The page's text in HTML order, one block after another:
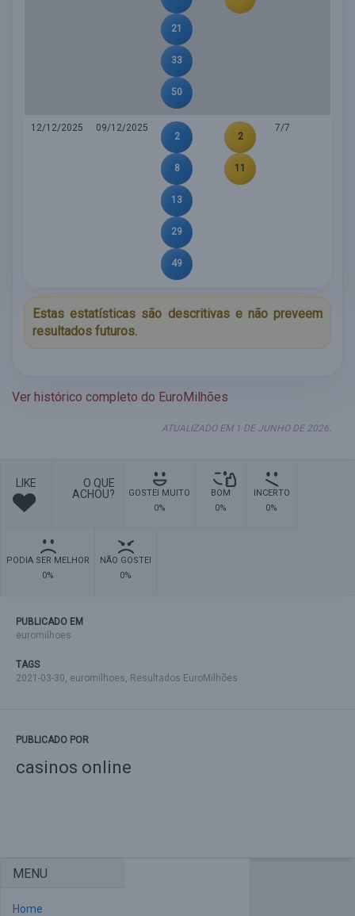
21
33
50
12/12/2025
09/12/2025
2
8
13
29
49
2
11
7/7
Estas estatísticas são descritivas e não preveem
resultados futuros.
Ver histórico completo do EuroMilhões
ATUALIZADO EM 1 DE JUNHO DE 2026.
LIKE
O QUE
ACHOU?
GOSTEI MUITO
0%
BOM
0%
INCERTO
0%
PODIA SER MELHOR
0%
NÃO GOSTEI
0%
PUBLICADO EM
euromilhoes
TAGS
2021-03-30, euromilhoes, Resultados EuroMilhões
PUBLICADO POR
casinos online
MENU
Home